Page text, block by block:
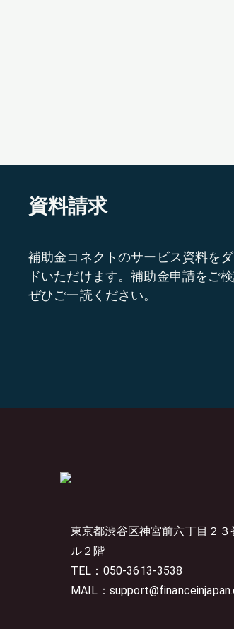
資料請求
補助金コネクトのサービス資料を
ドいただけます。補助金申請をご
ぜひご一読ください。
東京都渋谷区神宮前六丁目２
ル２階
TEL：050-3613-3538
MAIL：